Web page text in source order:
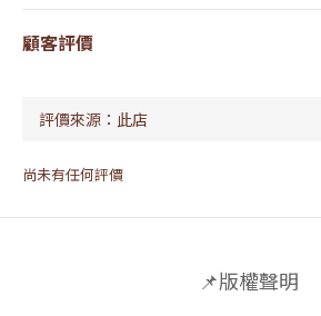
顧客評價
尚未有任何評價
📌版權聲明